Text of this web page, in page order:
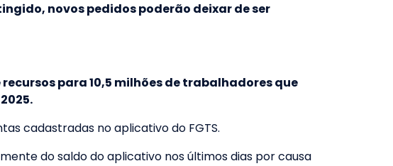
novos pedidos poderão deixar de ser
para 10,5 milhões de trabalhadores que
cadastradas no aplicativo do FGTS.
do saldo do aplicativo nos últimos dias por causa